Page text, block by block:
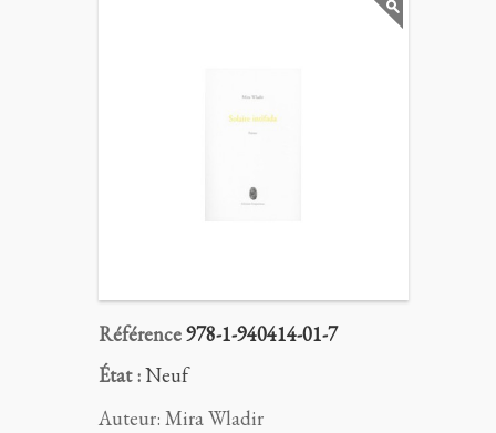
Référence978-1-940414-01-7
État :Neuf
Auteur: Mira Wladir